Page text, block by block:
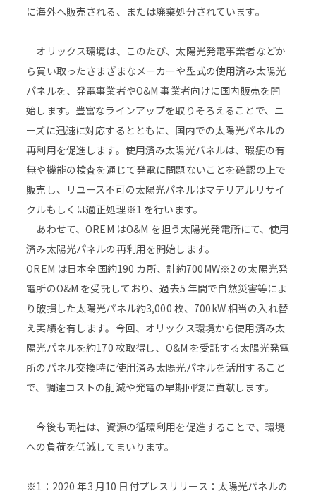
に海外へ販売される、または廃棄処分されています。
オリックス環境は、このたび、太陽光発電事業者などか
ら買い取ったさまざまなメーカーや型式の使用済み太陽光
パネルを、発電事業者やO&M 事業者向けに国内販売を開
始します。豊富なラインアップを取りそろえることで、ニ
ーズに迅速に対応するとともに、国内での太陽光パネルの
再利用を促進します。使用済み太陽光パネルは、瑕疵の有
無や機能の検査を通じて発電に問題ないことを確認の上で
販売し、リユース不可の太陽光パネルはマテリアルリサイ
クルもしくは適正処理※1 を行います。
あわせて、OREM はO&M を担う太陽光発電所にて、使用
済み太陽光パネルの再利用を開始します。
OREM は日本全国約190 カ所、計約700MW※2 の太陽光発
電所のO&M を受託しており、過去5 年間で自然災害等によ
り破損した太陽光パネル約3,000 枚、700kW 相当の入れ替
え実績を有します。今回、オリックス環境から使用済み太
陽光パネルを約170 枚取得し、O&M を受託する太陽光発電
所のパネル交換時に使用済み太陽光パネルを活用すること
で、調達コストの削減や発電の早期回復に貢献します。
今後も両社は、資源の循環利用を促進することで、環境
への負荷を低減してまいります。
※1：2020 年3 月10 日付プレスリリース：太陽光パネルの